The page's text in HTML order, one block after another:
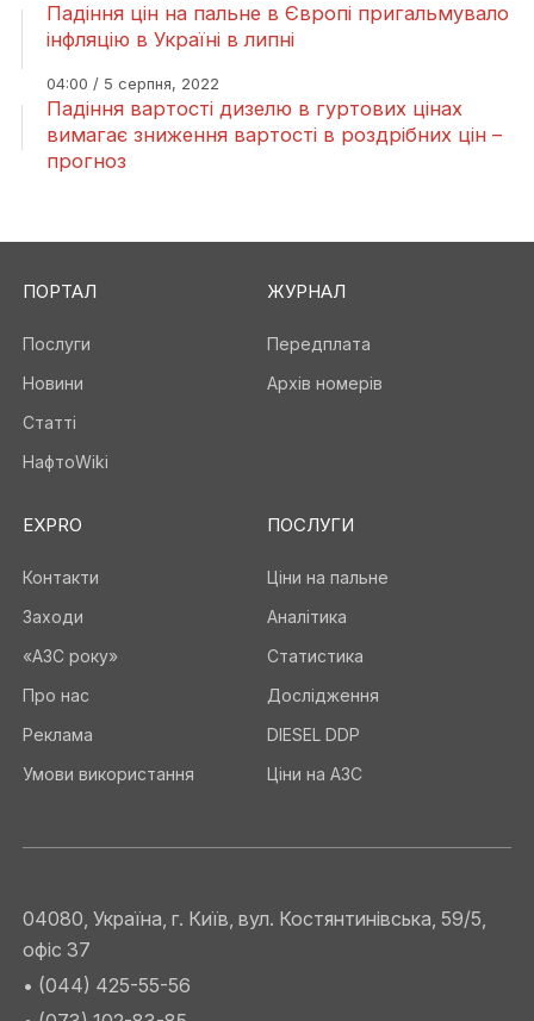
Падіння цін на пальне в Європі пригальмувало
інфляцію в Україні в липні
04:00 / 5 серпня, 2022
Падіння вартості дизелю в гуртових цінах
вимагає зниження вартості в роздрібних цін –
прогноз
ПОРТАЛ
Послуги
Новини
Статті
НафтоWiki
ЖУРНАЛ
Передплата
Архів номерів
EXPRO
Контакти
Заходи
«АЗС року»
Про нас
Реклама
Умови використання
ПОСЛУГИ
Ціни на пальне
Аналітика
Статистика
Дослідження
DIESEL DDP
Ціни на АЗС
04080, Україна, г. Київ, вул. Костянтинівська, 59/5,
офіс 37
• (044) 425-55-56